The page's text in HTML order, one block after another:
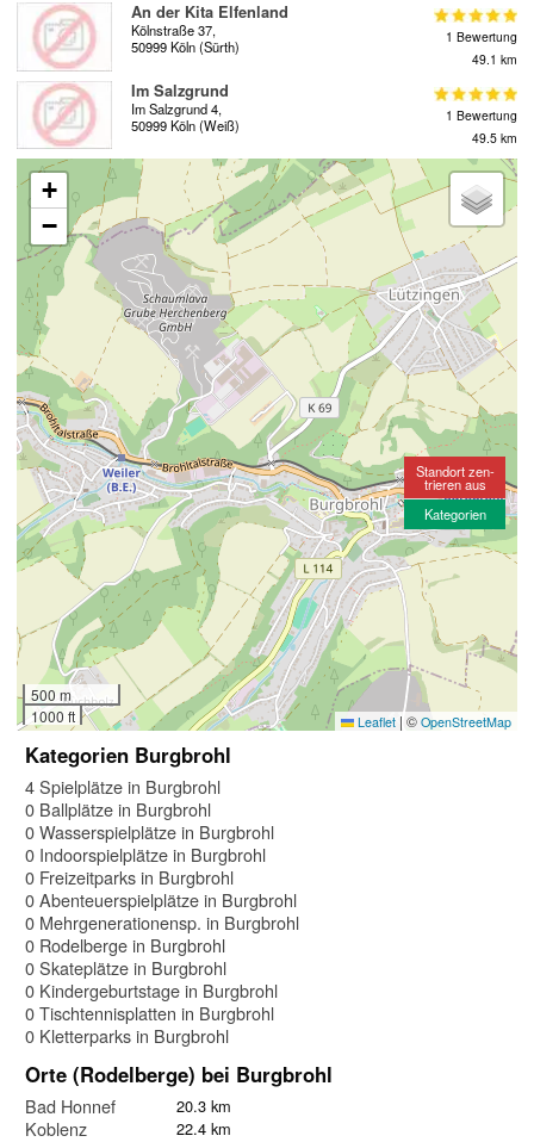
An der Kita Elfenland
Kölnstraße 37,
50999 Köln (Sürth)
1 Bewertung
49.1 km
Im Salzgrund
Im Salzgrund 4,
50999 Köln (Weiß)
1 Bewertung
49.5 km
+
−
500 m
1000 ft
Leaflet | © OpenStreetMap
Standort zen-
trieren aus
Kategorien
Kategorien Burgbrohl
4 Spielplätze in Burgbrohl
0 Ballplätze in Burgbrohl
0 Wasserspielplätze in Burgbrohl
0 Indoorspielplätze in Burgbrohl
0 Freizeitparks in Burgbrohl
0 Abenteuerspielplätze in Burgbrohl
0 Mehrgenerationensp. in Burgbrohl
0 Rodelberge in Burgbrohl
0 Skateplätze in Burgbrohl
0 Kindergeburtstage in Burgbrohl
0 Tischtennisplatten in Burgbrohl
0 Kletterparks in Burgbrohl
Orte (Rodelberge) bei Burgbrohl
Bad Honnef 20.3 km
Koblenz 22.4 km